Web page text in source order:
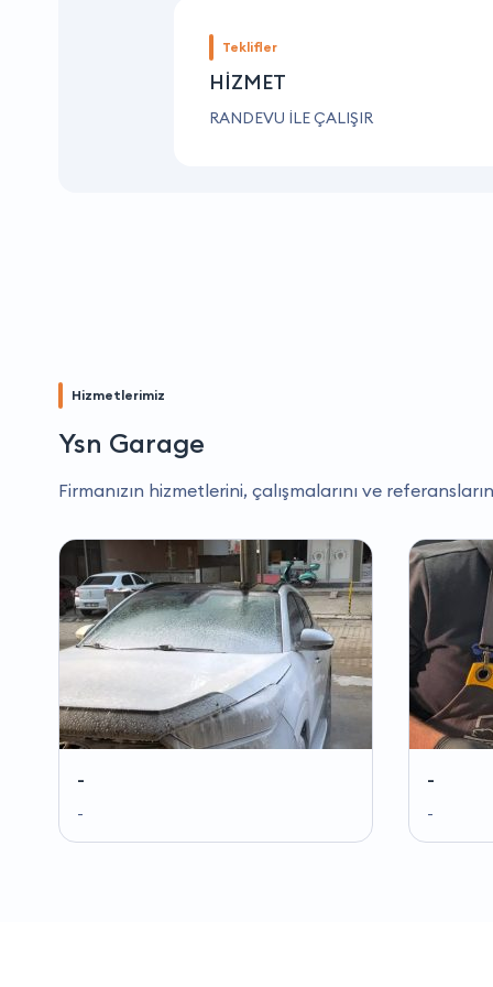
Teklifler
HİZMET
RANDEVU İLE ÇALIŞIR
Hizmetlerimiz
Ysn Garage
Firmanızın hizmetlerini, çalışmalarını ve
-
-
-
-